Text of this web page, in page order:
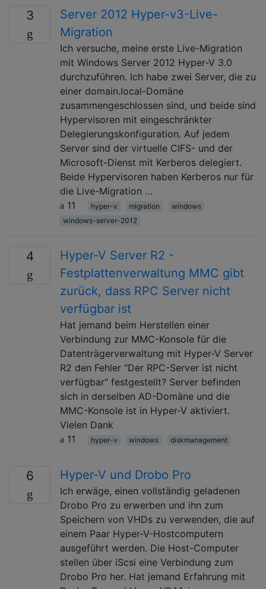
3
Server 2012 Hyper-v3-Live-
Migration
Ich versuche, meine erste Live-Migration
mit Windows Server 2012 Hyper-V 3.0
durchzuführen. Ich habe zwei Server, die zu
einer domain.local-Domäne
zusammengeschlossen sind, und beide sind
Hypervisoren mit eingeschränkter
Delegierungskonfiguration. Auf jedem
Server sind der virtuelle CIFS- und der
Microsoft-Dienst mit Kerberos delegiert.
Beide Hypervisoren haben Kerberos nur für
die Live-Migration …
11
hyper-v migration
windows
windows-server-2012
4
Hyper-V Server R2 -
Festplattenverwaltung MMC gibt
zurück, dass RPC Server nicht
verfügbar ist
Hat jemand beim Herstellen einer
Verbindung zur MMC-Konsole für die
Datenträgerverwaltung mit Hyper-V Server
R2 den Fehler "Der RPC-Server ist nicht
verfügbar" festgestellt? Server befinden
sich in derselben AD-Domäne und die
MMC-Konsole ist in Hyper-V aktiviert.
Vielen Dank
11
hyper-v windows diskmanagement
6 Hyper-V und Drobo Pro
Ich erwäge, einen vollständig geladenen
Drobo Pro zu erwerben und ihn zum
Speichern von VHDs zu verwenden, die auf
einem Paar Hyper-V-Hostcomputern
ausgeführt werden. Die Host-Computer
stellen über iScsi eine Verbindung zum
Drobo Pro her. Hat jemand Erfahrung mit